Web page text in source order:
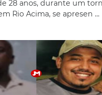
28 anos, durante um
Rio Acima, se apresen ...